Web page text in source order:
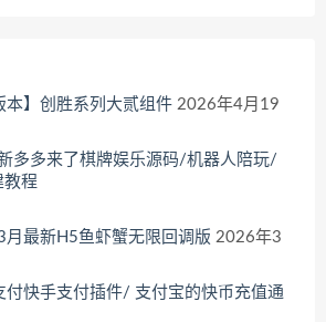
本】创胜系列大贰组件 2026年4月19
多多来了棋牌娱乐源码/机器人陪玩/
教程
最新H5鱼虾蟹无限回调版 2026年3
付快手支付插件/ 支付宝的快币充值通